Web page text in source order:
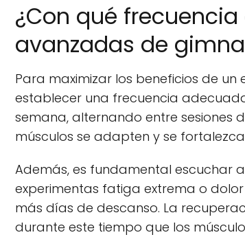
¿Con qué
avanzadas de
Para maximizar los beneficios de
establecer una frecuencia
semana, alternando entre sesiones
músculos se adapten y se
Además, es fundamental escuchar
experimentas fatiga extrema o
más días de descanso. La
durante este tiempo que los